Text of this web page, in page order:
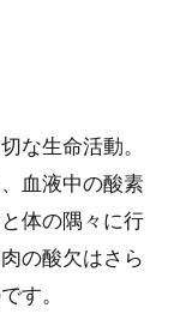
てどのくら
、友達との電話の頻
む原因やガス
な生命活動。
血液中の酸素
体の隅々に行
の酸欠はさら
す。